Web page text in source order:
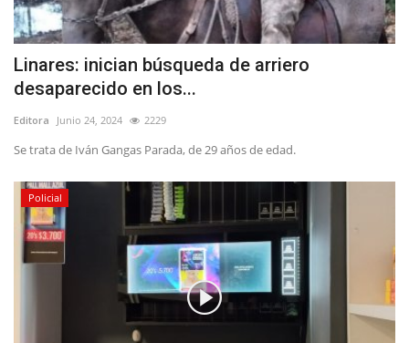
Linares: inician búsqueda de arriero
desaparecido en los...
Editora Junio 24, 2024 2229
Se trata de Iván Gangas Parada, de 29 años de edad.
Policial